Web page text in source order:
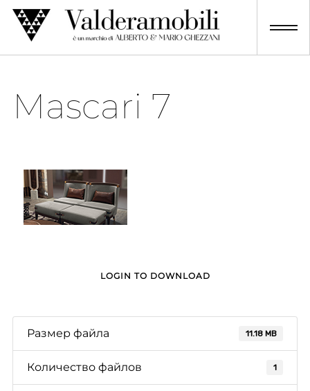
Skip
content
Mascari 7
LOGIN TO DOWNLOAD
Размер файла 11.18 MB
Количество файлов 1